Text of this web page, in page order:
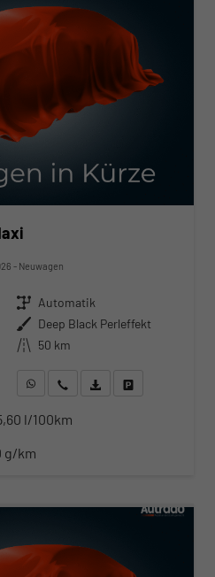
Neuwagen
Getriebe Automatik
Außenfarbe Deep Black Perleffekt
Kilometerstand 50 km
WhatsApp anfragen
Wir rufen Sie anFahrzeugexposé (PDF)
l/100km
g/km